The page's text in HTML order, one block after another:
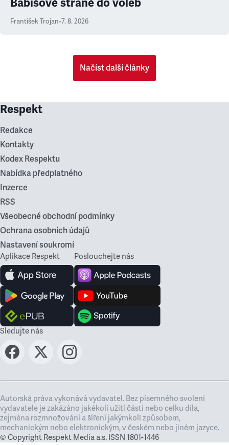
Babišově straně do voleb
František Trojan•7. 8. 2026
Načíst další články
Respekt
Redakce
Kontakty
Kodex Respektu
Nabídka předplatného
Inzerce
RSS
Všeobecné obchodní podmínky
Ochrana osobních údajů
Nastavení soukromí
Aplikace Respekt Poslouchejte nás
Sledujte nás
Autorská práva vykonává vydavatel. Bez písemného svolení
vydavatele je zakázáno jakékoli užití částí nebo celku díla,
zejména rozmnožování a šíření jakýmkoli způsobem,
mechanickým nebo elektronickým, v českém nebo jiném jazyce.
© Copyright Respekt Media a.s. ISSN 1801-1446